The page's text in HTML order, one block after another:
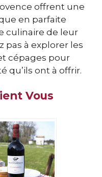
offrent une
en parfaite
culinaire de leur
pas à explorer les
cépages pour
qu’ils ont à offrir.
Vous